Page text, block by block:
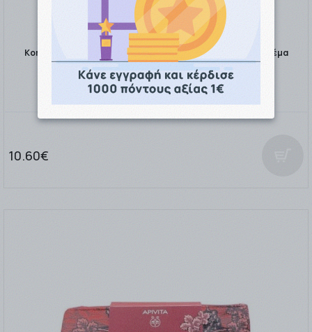
Korres Promo Tinted Sunscreen Face Cream Αντηλιακή Κρέμα
Προσώπου Υψηλής Προστασ …
10.60€